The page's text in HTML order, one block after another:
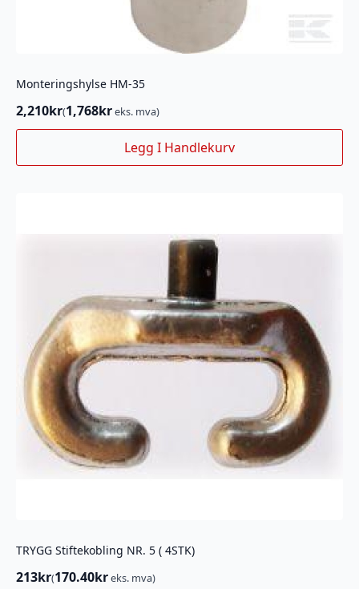
Monteringshylse HM-35
2,210kr(1,768kreks. mva)
Legg I Handlekurv
TRYGG Stiftekobling NR. 5 ( 4STK)
213kr(170.40kreks. mva)